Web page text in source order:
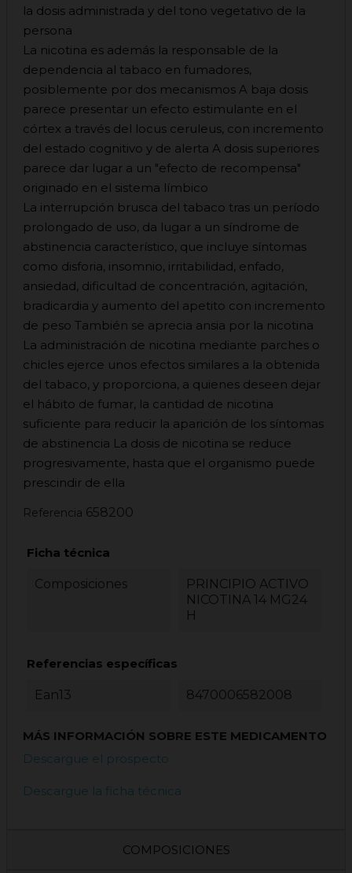
la dosis administrada y del tono vegetativo de la
persona
La nicotina es además la responsable de la
dependencia al tabaco en fumadores,
posiblemente por dos mecanismos A baja dosis
parece presentar un efecto estimulante en el
córtex a través del locus ceruleus, con incremento
del estado cognitivo y de alerta A dosis superiores
parece dar lugar a un "efecto de recompensa"
originado en el sistema límbico
La interrupción brusca del tabaco tras un período
prolongado de uso, da lugar a un síndrome de
abstinencia característico, que incluye síntomas
como disforia, insomnio, irritabilidad, enfado,
ansiedad, dificultad de concentración, agitación,
bradicardia y aumento del apetito con incremento
de peso También se aprecia ansia por la nicotina
La administración de nicotina mediante parches o
chicles ejerce unos efectos similares a la obtenida
del tabaco, y proporciona, a quienes deseen dejar
el hábito de fumar, la cantidad de nicotina
suficiente para reducir la aparición de los síntomas
de abstinencia La dosis de nicotina se reduce
progresivamente, hasta que el organismo puede
prescindir de ella
Referencia 658200
Ficha técnica
Composiciones
PRINCIPIO ACTIVO
NICOTINA 14 MG24
H
Referencias específicas
Ean13 8470006582008
MÁS INFORMACIÓN SOBRE ESTE MEDICAMENTO
Descargue el prospecto
Descargue la ficha técnica
COMPOSICIONES